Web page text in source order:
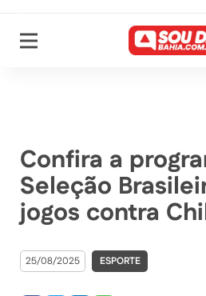
Confira a
Seleção
jogos contra
25/08/2025 ESPORTE